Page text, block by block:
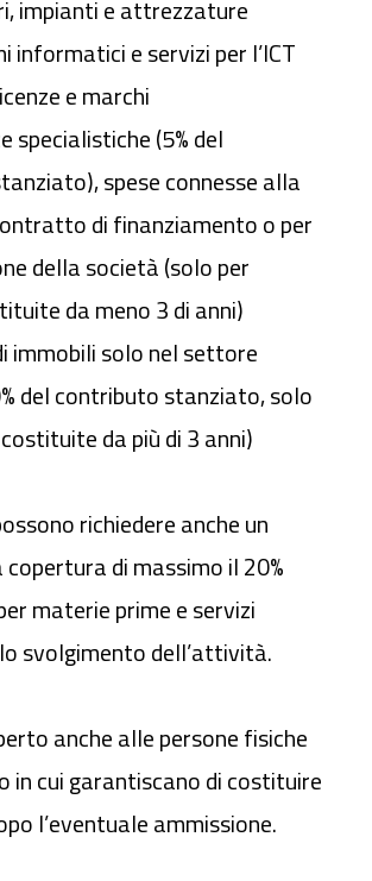
impianti e attrezzature
informatici e servizi per l’ICT
e marchi
specialistiche (5%del
spese connesse alla
di finanziamento o per
della società (solo per
da meno 3 di anni)
immobili solo nel settore
del contributo stanziato, solo
da più di 3 anni)
richiedere anche un
di massimo il 20%
materie prime e servizi
svolgimento dell’attività.
anche allepersone fisiche
in cui garantiscano di costituire
l’eventuale ammissione.